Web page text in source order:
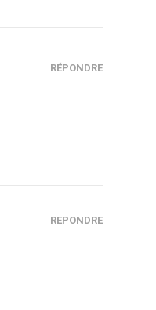
RÉPONDRE
RÉPONDRE